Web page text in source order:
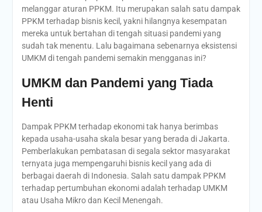
melanggar aturan PPKM. Itu merupakan salah satu dampak
PPKM terhadap bisnis kecil, yakni hilangnya kesempatan
mereka untuk bertahan di tengah situasi pandemi yang
sudah tak menentu. Lalu bagaimana sebenarnya eksistensi
UMKM di tengah pandemi semakin mengganas ini?
UMKM dan Pandemi yang Tiada
Henti
Dampak PPKM terhadap ekonomi tak hanya berimbas
kepada usaha-usaha skala besar yang berada di Jakarta.
Pemberlakukan pembatasan di segala sektor masyarakat
ternyata juga mempengaruhi bisnis kecil yang ada di
berbagai daerah di Indonesia. Salah satu dampak PPKM
terhadap pertumbuhan ekonomi adalah terhadap UMKM
atau Usaha Mikro dan Kecil Menengah.